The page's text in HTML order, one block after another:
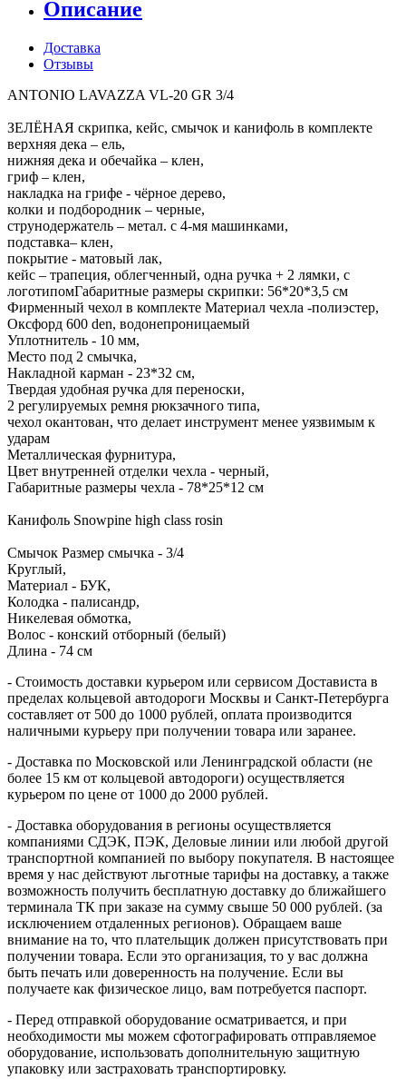
Описание
Доставка
Отзывы
ANTONIO LAVAZZA VL-20 GR 3/4
ЗЕЛЁНАЯ скрипка, кейс, смычок и канифоль в комплекте
верхняя дека – ель,
нижняя дека и обечайка – клен,
гриф – клен,
накладка на грифе - чёрное дерево,
колки и подбородник – черные,
струнодержатель – метал. с 4-мя машинками,
подставка– клен,
покрытие - матовый лак,
кейс – трапеция, облегченный, одна ручка + 2 лямки, с
логотипомГабаритные размеры скрипки: 56*20*3,5 см
Фирменный чехол в комплекте Материал чехла -полиэстер,
Оксфорд 600 den, водонепроницаемый
Уплотнитель - 10 мм,
Место под 2 смычка,
Накладной карман - 23*32 см,
Твердая удобная ручка для переноски,
2 регулируемых ремня рюкзачного типа,
чехол окантован, что делает инструмент менее уязвимым к
ударам
Металлическая фурнитура,
Цвет внутренней отделки чехла - черный,
Габаритные размеры чехла - 78*25*12 см
Канифоль Snowpine high class rosin
Смычок Размер смычка - 3/4
Круглый,
Материал - БУК,
Колодка - палисандр,
Никелевая обмотка,
Волос - конский отборный (белый)
Длина - 74 см
- Стоимость доставки курьером или сервисом Достависта в
пределах кольцевой автодороги Москвы и Санкт-Петербурга
составляет от 500 до 1000 рублей, оплата производится
наличными курьеру при получении товара или заранее.
- Доставка по Московской или Ленинградской области (не
более 15 км от кольцевой автодороги) осуществляется
курьером по цене от 1000 до 2000 рублей.
- Доставка оборудования в регионы осуществляется
компаниями СДЭК, ПЭК, Деловые линии или любой другой
транспортной компанией по выбору покупателя. В настоящее
время у нас действуют льготные тарифы на доставку, а также
возможность получить бесплатную доставку до ближайшего
терминала ТК при заказе на сумму свыше 50 000 рублей. (за
исключением отдаленных регионов). Обращаем ваше
внимание на то, что плательщик должен присутствовать при
получении товара. Если это организация, то у вас должна
быть печать или доверенность на получение. Если вы
получаете как физическое лицо, вам потребуется паспорт.
- Перед отправкой оборудование осматривается, и при
необходимости мы можем сфотографировать отправляемое
оборудование, использовать дополнительную защитную
упаковку или застраховать транспортировку.